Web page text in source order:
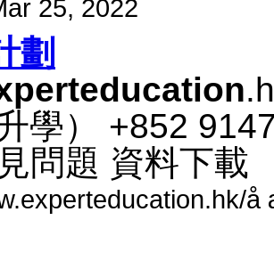
25, 2022
劃
學​） +852
問題 資料​下​載
å